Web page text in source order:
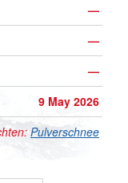
—
—
—
9 May 2026
Pulverschnee